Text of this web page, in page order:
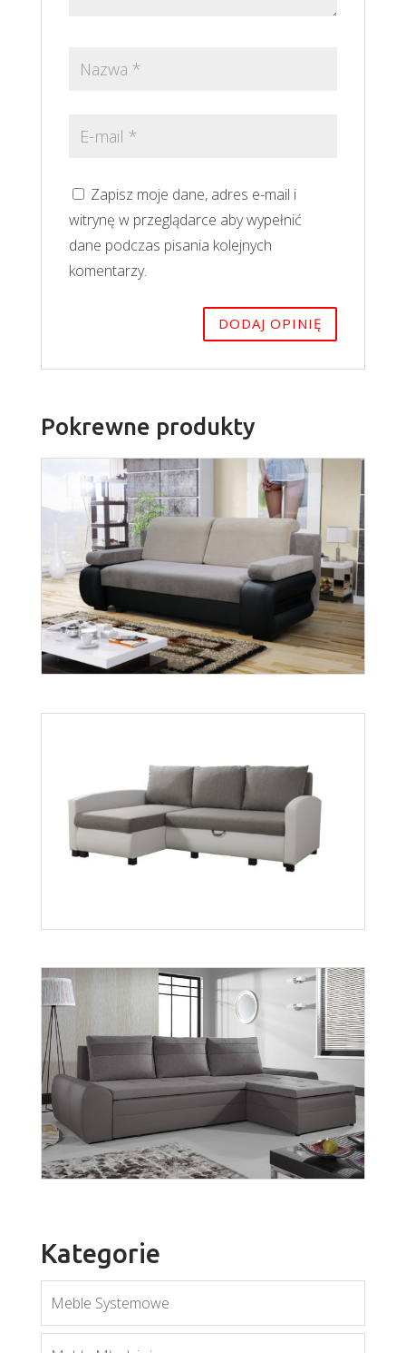
Zapisz moje dane, adres e-mail i
witrynę w przeglądarce aby wypełnić
dane podczas pisania kolejnych
komentarzy.
Pokrewne produkty
Gabi
Porto
Więcej
Kategorie
Meble Systemowe